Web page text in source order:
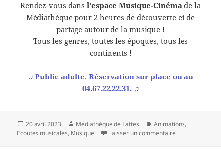
Rendez-vous dans l’espace Musique-Cinéma de la
Médiathèque pour 2 heures de découverte et de
partage autour de la musique !
Tous les genres, toutes les époques, tous les
continents !
♫ Public adulte. Réservation sur place ou au
04.67.22.22.31.♫
Publié
le
20 avril 2023 Auteur
Médiathèque de Lattes Catégories
Animations,
Ecoutes musicales, Musique Laisser un commentaire